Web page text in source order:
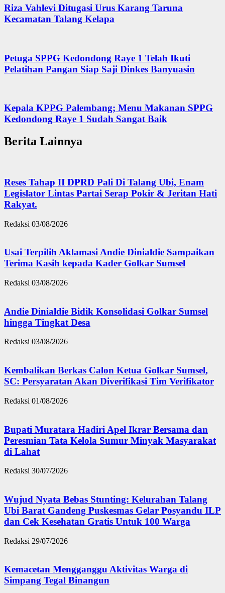
Riza Vahlevi Ditugasi Urus Karang Taruna
Kecamatan Talang Kelapa
Petuga SPPG Kedondong Raye 1 Telah Ikuti
Pelatihan Pangan Siap Saji Dinkes Banyuasin
Kepala KPPG Palembang; Menu Makanan SPPG
Kedondong Raye 1 Sudah Sangat Baik
Berita Lainnya
Reses Tahap II DPRD Pali Di Talang Ubi, Enam
Legislator Lintas Partai Serap Pokir & Jeritan Hati
Rakyat.
Redaksi 03/08/2026
Usai Terpilih Aklamasi Andie Dinialdie Sampaikan
Terima Kasih kepada Kader Golkar Sumsel
Redaksi 03/08/2026
Andie Dinialdie Bidik Konsolidasi Golkar Sumsel
hingga Tingkat Desa
Redaksi 03/08/2026
Kembalikan Berkas Calon Ketua Golkar Sumsel,
SC: Persyaratan Akan Diverifikasi Tim Verifikator
Redaksi 01/08/2026
Bupati Muratara Hadiri Apel Ikrar Bersama dan
Peresmian Tata Kelola Sumur Minyak Masyarakat
di Lahat
Redaksi 30/07/2026
Wujud Nyata Bebas Stunting: Kelurahan Talang
Ubi Barat Gandeng Puskesmas Gelar Posyandu ILP
dan Cek Kesehatan Gratis Untuk 100 Warga
Redaksi 29/07/2026
Kemacetan Mengganggu Aktivitas Warga di
Simpang Tegal Binangun